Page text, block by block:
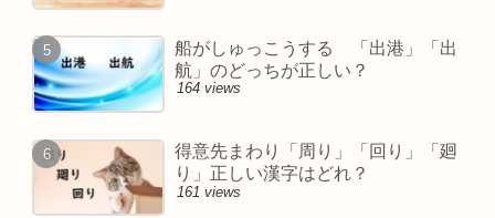
船がしゅっこうする 「出港」「出
航」のどっちが正しい？
164 views
得意先まわり「周り」「回り」「廻
り」正しい漢字はどれ？
161 views